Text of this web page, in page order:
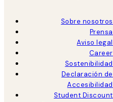
Sobre nosotros
Prensa
Aviso legal
Career
Sostenibilidad
Declaración de
Accesibilidad
Student Discount